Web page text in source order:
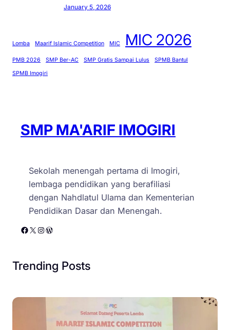
January 5, 2026
Lomba Maarif Islamic Competition MIC MIC 2026
PMB 2026 SMP Ber-AC SMP Gratis Sampai Lulus
SPMB Bantul
SPMB Imogiri
SMP MA'ARIF IMOGIRI
Sekolah menengah pertama di Imogiri,
lembaga pendidikan yang berafiliasi
dengan Nahdlatul Ulama dan Kementerian
Pendidikan Dasar dan Menengah.
Facebook X Instagram WordPress
Trending Posts